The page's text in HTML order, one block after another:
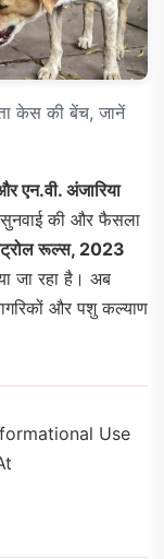
केस की बेंच, जानें
एन.वी. अंजारिया
की और फैसला
रूल्स, 2023
जा रहा है। अब
और पशु कल्याण
Use